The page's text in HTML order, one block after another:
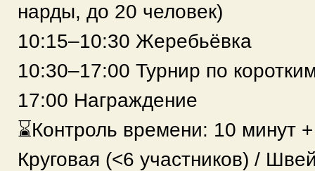
нарды, до 20 человек)
10:15–10:30 Жеребьёвка
10:30–17:00 Турнир по
17:00 Награждение
⌛️Контроль времени: 10 минут
Круговая (<6 участников) /